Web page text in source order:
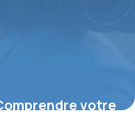
votre